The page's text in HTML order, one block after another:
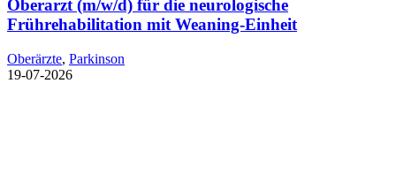
Oberarzt (m/w/d) für die neurologische
Frührehabilitation mit Weaning-Einheit
Oberärzte, Parkinson
19-07-2026